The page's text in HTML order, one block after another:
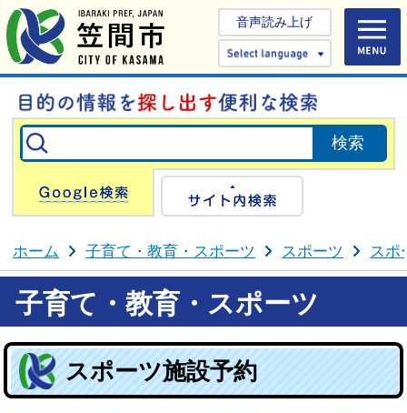
音声読み上げ
Select
Google検索
ホーム 子育て・教育・スポーツ スポーツ スポ
子育て・教育・スポーツ
スポーツ施設予約